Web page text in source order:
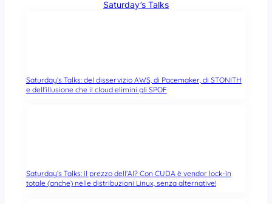
Saturday’s Talks
Saturday’s Talks: del disservizio AWS, di Pacemaker, di STONITH
e dell’illusione che il cloud elimini gli SPOF
Saturday’s Talks: il prezzo dell’AI? Con CUDA è vendor lock-in
totale (anche) nelle distribuzioni Linux, senza alternative!